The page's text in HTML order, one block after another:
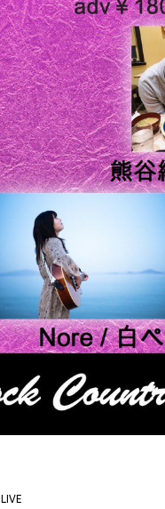
LIVE